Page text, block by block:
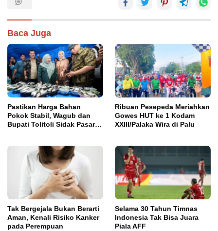
Baca Juga
Pastikan Harga Bahan
Pokok Stabil, Wagub dan
Bupati Tolitoli Sidak Pasar
Ribuan Pesepeda Meriahkan
Gowes HUT ke 1 Kodam
XXIII/Palaka Wira di Palu
Tak Bergejala Bukan Berarti
Aman, Kenali Risiko Kanker
pada Perempuan
Selama 30 Tahun Timnas
Indonesia Tak Bisa Juara
Piala AFF